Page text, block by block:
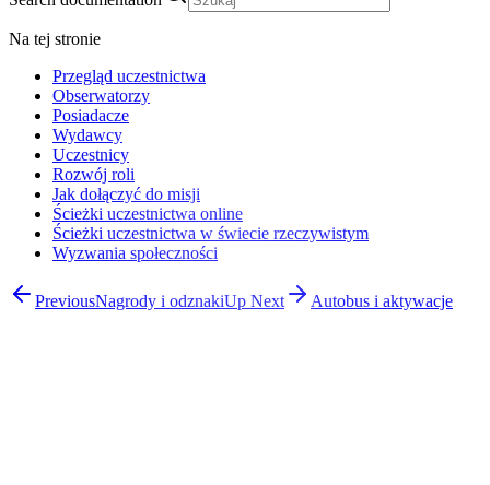
Na tej stronie
Przegląd uczestnictwa
Obserwatorzy
Posiadacze
Wydawcy
Uczestnicy
Rozwój roli
Jak dołączyć do misji
Ścieżki uczestnictwa online
Ścieżki uczestnictwa w świecie rzeczywistym
Wyzwania społeczności
PreviousNagrody i odznakiUp Next Autobus i aktywacje